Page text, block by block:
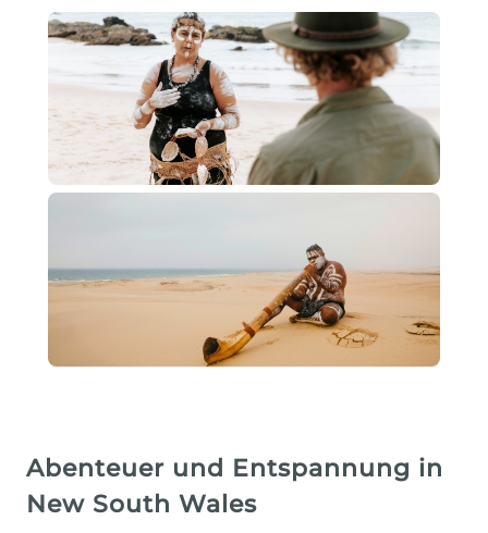
Abenteuer und Entspannung in
New South Wales